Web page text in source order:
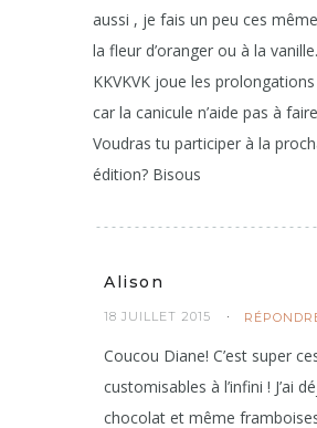
aussi , je fais un peu ces
la fleur d’oranger ou à la
KKVKVK joue les prolongations
car la canicule n’aide pas à
Voudras tu participer à la
édition? Bisous
Alison
18 JUILLET 2015
Coucou Diane! C’est super
customisables à l’infini ! J’ai
chocolat et même